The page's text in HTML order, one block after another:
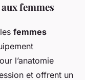
femmes
femmes
l’anatomie
et offrent un